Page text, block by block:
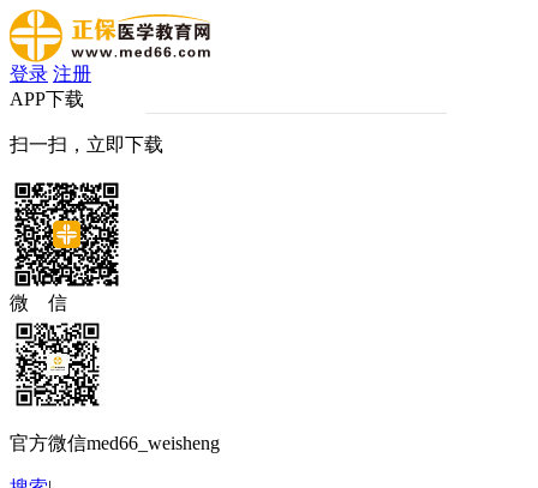
登录 注册
APP下载
扫一扫，立即下载
微 信
官方微信med66_weisheng